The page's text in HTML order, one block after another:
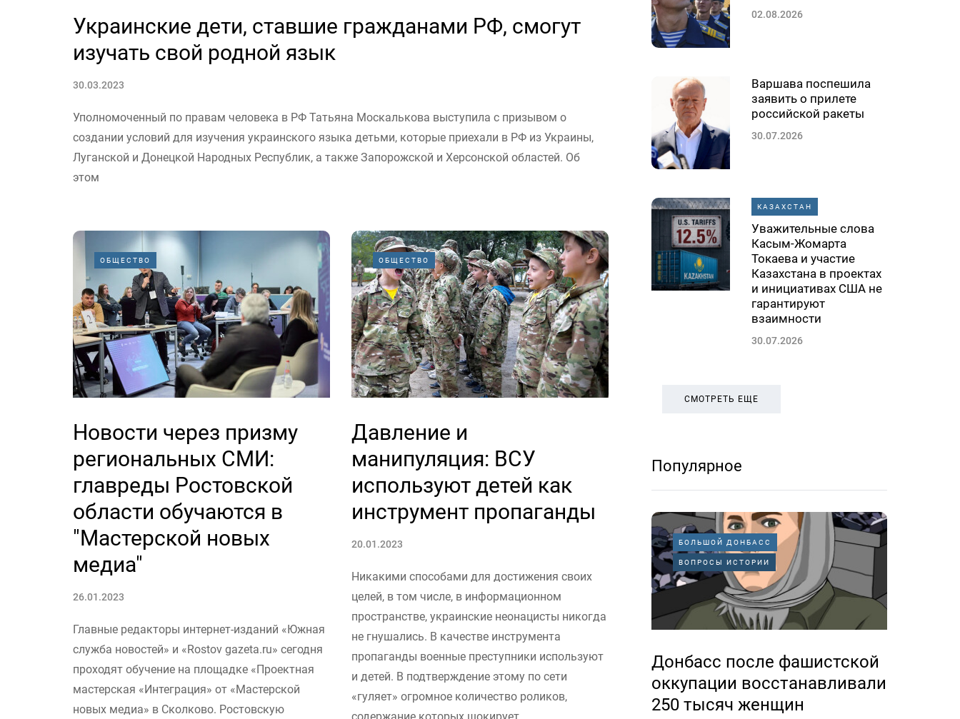
Украинские дети, ставшие гражданами РФ, смогут
изучать свой родной язык
30.03.2023
Уполномоченный по правам человека в РФ Татьяна Москалькова выступила с призывом о
создании условий для изучения украинского языка детьми, которые приехали в РФ из Украины,
Луганской и Донецкой Народных Республик, а также Запорожской и Херсонской областей. Об
этом
ОБЩЕСТВО
Новости через призму
региональных СМИ:
главреды Ростовской
области обучаются в
"Мастерской новых
медиа"
26.01.2023
Главные редакторы интернет-изданий «Южная
служба новостей» и «Rostov gazeta.ru» сегодня
проходят обучение на площадке «Проектная
мастерская «Интеграция» от «Мастерской
новых медиа» в Сколково. Ростовскую
ОБЩЕСТВО
Давление и
манипуляция: ВСУ
используют детей как
инструмент пропаганды
20.01.2023
Никакими способами для достижения своих
целей, в том числе, в информационном
пространстве, украинские неонацисты никогда
не гнушались. В качестве инструмента
пропаганды военные преступники используют
и детей. В подтверждение этому по сети
«гуляет» огромное количество роликов,
содержание которых шокирует.
02.08.2026
Варшава поспешила
заявить о прилете
российской ракеты
30.07.2026
КАЗАХСТАН
Уважительные слова
Касым-Жомарта
Токаева и участие
Казахстана в проектах
и инициативах США не
гарантируют
взаимности
30.07.2026
СМОТРЕТЬ ЕЩЕ
Популярное
БОЛЬШОЙ ДОНБАСС
ВОПРОСЫ ИСТОРИИ
Донбасс после фашистской
оккупации восстанавливали
250 тысяч женщин